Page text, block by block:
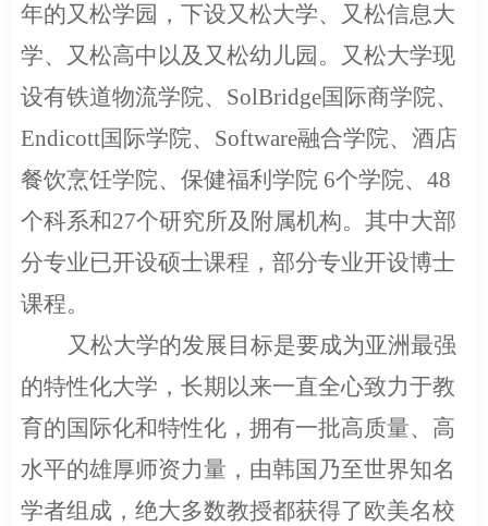
年的又松学园，下设又松大学、又松信息大
学、又松高中以及又松幼儿园。又松大学现
设有铁道物流学院、 SolBridge国际商学院、
Endicott国际学院、 Software融合学院、酒店
餐饮烹饪学院、保健福利学院 6个学院、 48
个科系和27个研究所及附属机构。其中大部
分专业已开设硕士课程，部分专业开设博士
课程。
又松大学的发展目标是要成为亚洲最强
的特性化大学，长期以来一直全心致力于教
育的国际化和特性化，拥有一批高质量、高
水平的雄厚师资力量，由韩国乃至世界知名
学者组成，绝大多数教授都获得了欧美名校